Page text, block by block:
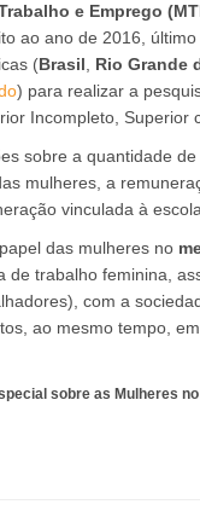
e Emprego
ao ano de 2016,
(Brasil Rio Grande
) para realizar a
Incompleto, Superior
sobre a quantidade
mulheres, a
vinculada à
das mulheres no
de trabalho feminina,
com a
ao mesmo tempo,
sobre as Mulheres